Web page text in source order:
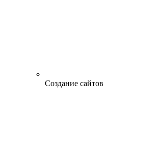
Создание сайтов